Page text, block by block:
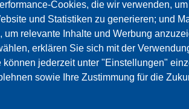
Cookies, die wir verwenden,
und Statistiken zu generieren; und
um relevante Inhalte und Werbung
erklären Sie sich mit der
können jederzeit unter "Einstellungen"
sowie Ihre Zustimmung für die
О нас Реализация